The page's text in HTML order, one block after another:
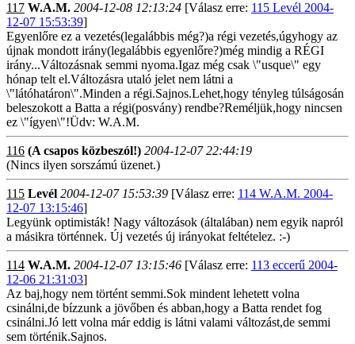
117 W.A.M. 2004-12-08 12:13:24 [Válasz erre: 115 Levél 2004-
12-07 15:53:39]
Egyenlőre ez a vezetés(legalábbis még?)a régi vezetés,úgyhogy az
újnak mondott irány(legalábbis egyenlőre?)még mindig a RÉGI
irány...Változásnak semmi nyoma.Igaz még csak \"usque\" egy
hónap telt el.Változásra utaló jelet nem látni a
\"látóhatáron\".Minden a régi.Sajnos.Lehet,hogy tényleg túlságosán
beleszokott a Batta a régi(posvány) rendbe?Reméljük,hogy nincsen
ez \"ígyen\"!Üdv: W.A.M.
116 (A csapos közbeszól!) 2004-12-07 22:44:19
(Nincs ilyen sorszámú üzenet.)
115 Levél 2004-12-07 15:53:39 [Válasz erre: 114 W.A.M. 2004-
12-07 13:15:46]
Legyünk optimisták! Nagy változások (általában) nem egyik napról
a másikra történnek. Új vezetés új irányokat feltételez. :-)
114 W.A.M. 2004-12-07 13:15:46 [Válasz erre: 113 eccerű 2004-
12-06 21:31:03]
Az baj,hogy nem történt semmi.Sok mindent lehetett volna
csinálni,de bízzunk a jövőben és abban,hogy a Batta rendet fog
csinálni.Jó lett volna már eddig is látni valami változást,de semmi
sem történik.Sajnos.